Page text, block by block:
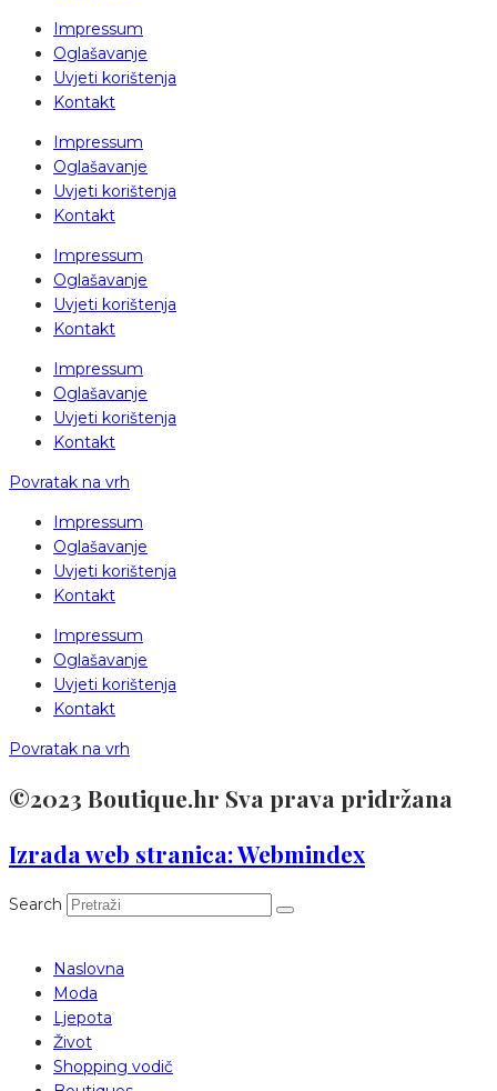
Impressum
Oglašavanje
Uvjeti korištenja
Kontakt
Impressum
Oglašavanje
Uvjeti korištenja
Kontakt
Impressum
Oglašavanje
Uvjeti korištenja
Kontakt
Impressum
Oglašavanje
Uvjeti korištenja
Kontakt
Povratak na vrh
Impressum
Oglašavanje
Uvjeti korištenja
Kontakt
Impressum
Oglašavanje
Uvjeti korištenja
Kontakt
Povratak na vrh
©2023 Boutique.hr Sva prava pridržana
Izrada web stranica: Webmindex
Search
Naslovna
Moda
Ljepota
Život
Shopping vodič